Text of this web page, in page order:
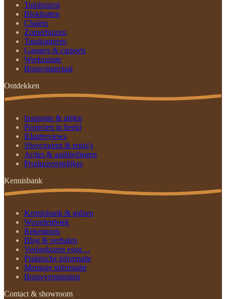
Tuinhuizen
Blokhutten
Chalets
Zomerhuizen
Tuinkantoren
Garages & carports
Werkruimte
Bouwmateriaal
Ontdekken
Inspiratie & stijlen
Projecten in beeld
Klantreviews
Showrooms & regio's
Acties & aanbiedingen
Productvergelijker
Kennisbank
Kennisbank & gidsen
Woordenboek
Rekentools
Blog & verhalen
Veelgekozen voor…
Praktische informatie
Montage informatie
Bouwvergunning
Contact & showroom